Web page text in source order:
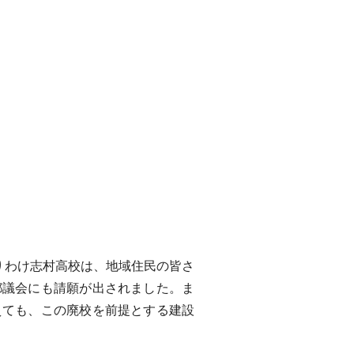
け志村高校は、地域住民の皆さ
会にも請願が出されました。ま
も、この廃校を前提とする建設